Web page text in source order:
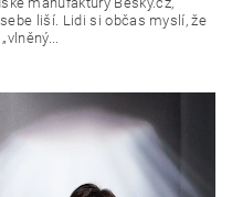
liší. Lidi si občas myslí, že